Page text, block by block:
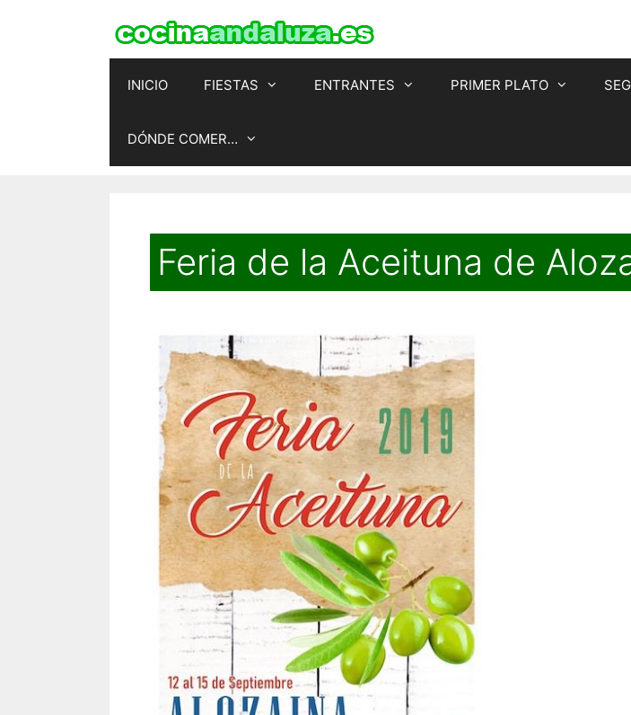
INICIO FIESTAS ENTRANTES PRIMER PLATO
DÓNDE COMER…
Feria de la Aceituna de